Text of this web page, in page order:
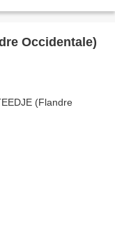
Occidentale)